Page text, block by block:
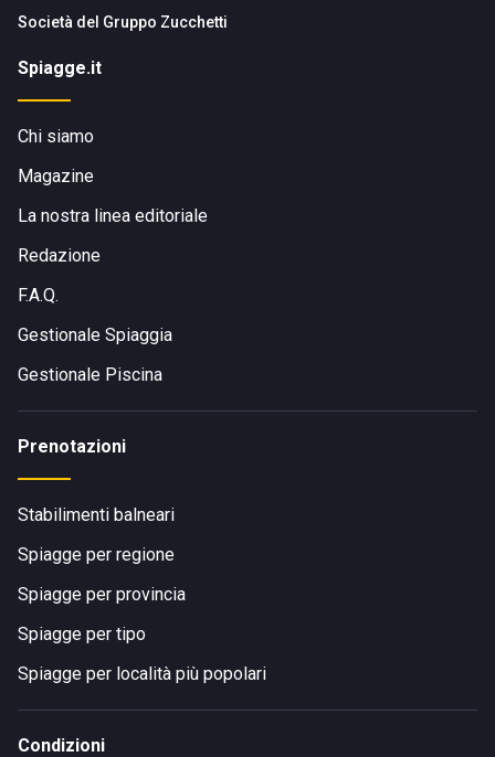
Società del Gruppo Zucchetti
Spiagge.it
Chi siamo
Magazine
La nostra linea editoriale
Redazione
F.A.Q.
Gestionale Spiaggia
Gestionale Piscina
Prenotazioni
Stabilimenti balneari
Spiagge per regione
Spiagge per provincia
Spiagge per tipo
Spiagge per località più popolari
Condizioni